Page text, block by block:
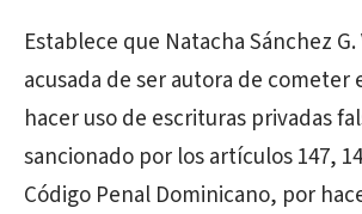
Establece que Natacha Sánchez G.
acusada de serautora de cometer
hacer uso de escrituras privadas
sancionado por los artículos 147,
Código Penal Dominicano, por